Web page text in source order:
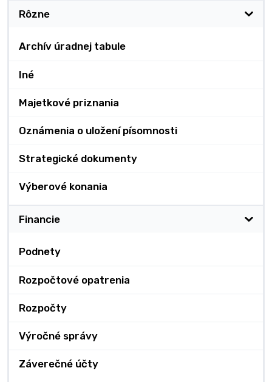
Rôzne
Archív úradnej tabule
Iné
Majetkové priznania
Oznámenia o uložení písomnosti
Strategické dokumenty
Výberové konania
Financie
Podnety
Rozpočtové opatrenia
Rozpočty
Výročné správy
Záverečné účty